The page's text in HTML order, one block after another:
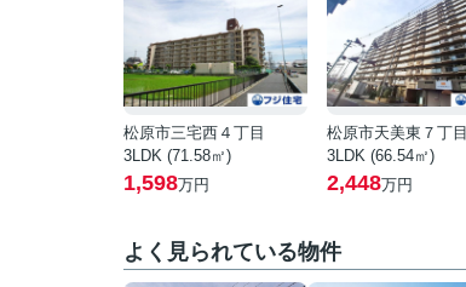
松原市三宅西４丁目
3LDK (71.58㎡)
1,598万円
松原市天美東７丁目
3LDK (66.54㎡)
2,448万円
よく見られている物件